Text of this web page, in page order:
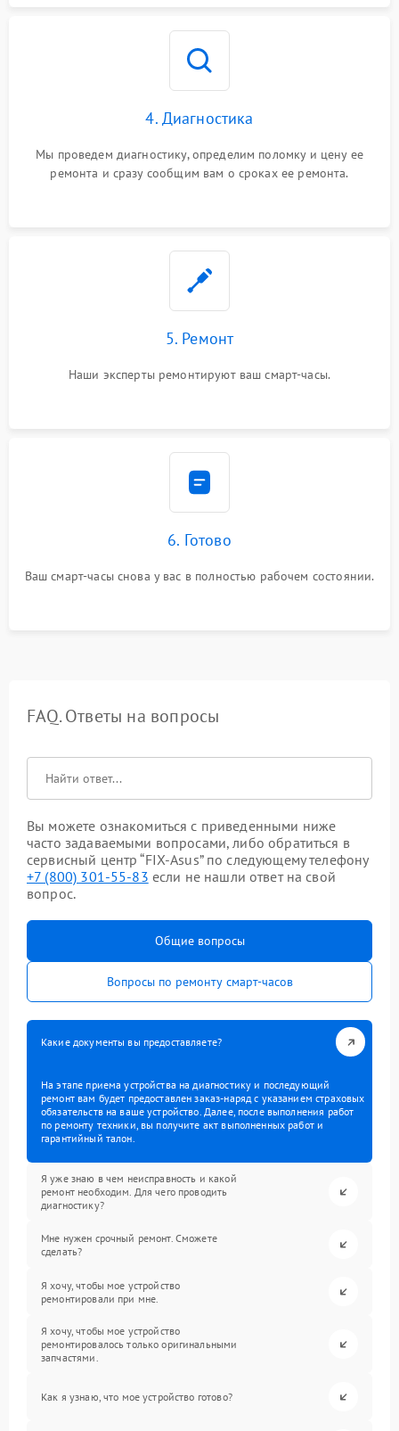
4. Диагностика
Мы проведем диагностику, определим поломку и цену ее
ремонта и сразу сообщим вам о сроках ее ремонта.
5. Ремонт
Наши эксперты ремонтируют ваш смарт-часы.
6. Готово
Ваш смарт-часы снова у вас в полностью рабочем состоянии.
FAQ. Ответы на вопросы
Вы можете ознакомиться с приведенными ниже
часто задаваемыми вопросами, либо обратиться в
сервисный центр “FIX-Asus” по следующему телефону
+7 (800) 301-55-83 если не нашли ответ на свой
вопрос.
Общие вопросы
Вопросы по ремонту смарт-часов
Какие документы вы предоставляете?
На этапе приема устройства на диагностику и последующий
ремонт вам будет предоставлен заказ-наряд с указанием страховых
обязательств на ваше устройство. Далее, после выполнения работ
по ремонту техники, вы получите акт выполненных работ и
гарантийный талон.
Я уже знаю в чем неисправность и какой
ремонт необходим. Для чего проводить
диагностику?
Мне нужен срочный ремонт. Сможете
сделать?
Я хочу, чтобы мое устройство
ремонтировали при мне.
Я хочу, чтобы мое устройство
ремонтировалось только оригинальными
запчастями.
Как я узнаю, что мое устройство готово?